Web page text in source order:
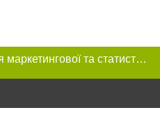
Цей сайт використовує «cookies». Також веб-сайт використовує інтернет-сервіс для збору технічних даних стосовно відвідувачів з метою отримання маркетингової та статистичної інформації. Умови обробки даних відвідувачів сайту див.